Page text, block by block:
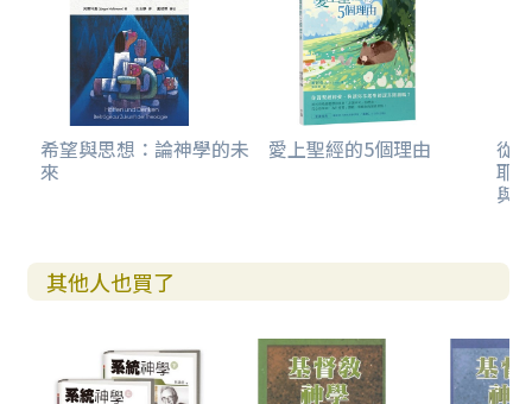
希望與思想：論神學的未
來
愛上聖經的5個理由 從
耶
與
其他人也買了